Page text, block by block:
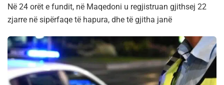
Në 24 orët e fundit, në Maqedoni u regjistruan gjithsej 22
zjarre në sipërfaqe të hapura, dhe të gjitha janë